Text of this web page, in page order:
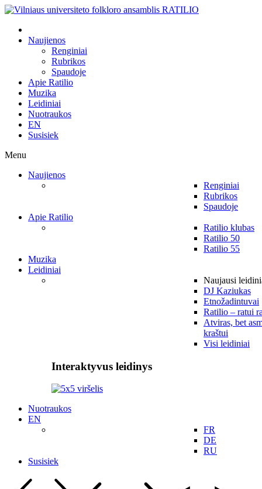
Naujienos
Renginiai
Rubrikos
Spaudoje
Apie Ratilio
Muzika
Leidiniai
Nuotraukos
EN
Susisiek
Menu
Naujienos
Renginiai
Rubrikos
Spaudoje
Apie Ratilio
Ratilio klubas
Ratilio 50
Ratilio 55
Muzika
Leidiniai
Naujausi
DJ Kaziukas
Etnožadintuvai
Ratilio – ratui
Atviras, bet
kraštui
Visi leidiniai
Interaktyvus leidinys
Nuotraukos
EN
FR
DE
RU
Susisiek